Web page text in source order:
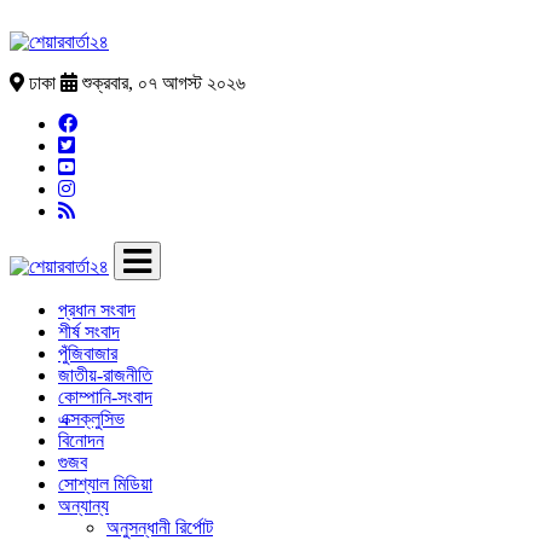
ঢাকা শুক্রবার, ০৭ আগস্ট ২০২৬
প্রধান সংবাদ
শীর্ষ সংবাদ
পুঁজিবাজার
জাতীয়-রাজনীতি
কোম্পানি-সংবাদ
এক্সক্লুসিভ
বিনোদন
গুজব
সোশ্যাল মিডিয়া
অন্যান্য
অনুসন্ধানী রির্পোট